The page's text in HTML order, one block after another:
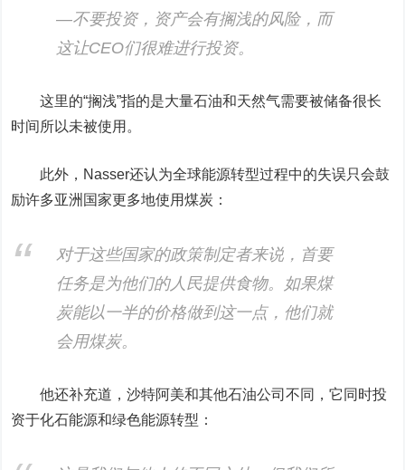
—不要投资，资产会有搁浅的风险，而
这让CEO们很难进行投资。
这里的“搁浅”指的是大量石油和天然气需要被储备很长
时间所以未被使用。
此外，Nasser还认为全球能源转型过程中的失误只会鼓
励许多亚洲国家更多地使用煤炭：
对于这些国家的政策制定者来说，首要
任务是为他们的人民提供食物。如果煤
炭能以一半的价格做到这一点，他们就
会用煤炭。
他还补充道，沙特阿美和其他石油公司不同，它同时投
资于化石能源和绿色能源转型：